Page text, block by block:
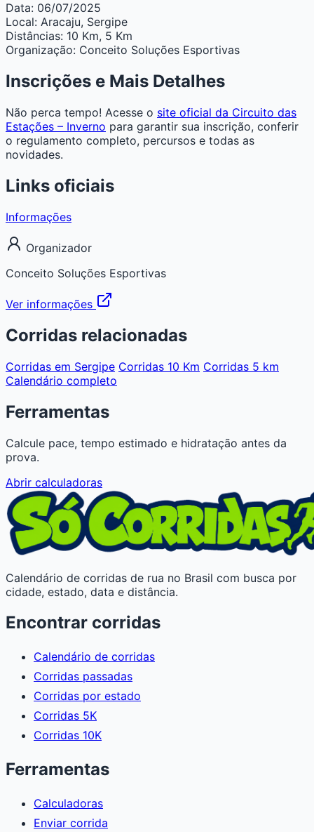
Data: 06/07/2025
Local: Aracaju, Sergipe
Distâncias: 10 Km, 5 Km
Organização: Conceito Soluções Esportivas
Inscrições e Mais Detalhes
Não perca tempo! Acesse o site oficial da Circuito das
Estações – Inverno para garantir sua inscrição, conferir
o regulamento completo, percursos e todas as
novidades.
Links oficiais
Informações
Organizador
Conceito Soluções Esportivas
Ver informações
Corridas relacionadas
Corridas em Sergipe Corridas 10 Km Corridas 5 km
Calendário completo
Ferramentas
Calcule pace, tempo estimado e hidratação antes da
prova.
Abrir calculadoras
Calendário de corridas de rua no Brasil com busca por
cidade, estado, data e distância.
Encontrar corridas
Calendário de corridas
Corridas passadas
Corridas por estado
Corridas 5K
Corridas 10K
Ferramentas
Calculadoras
Enviar corrida